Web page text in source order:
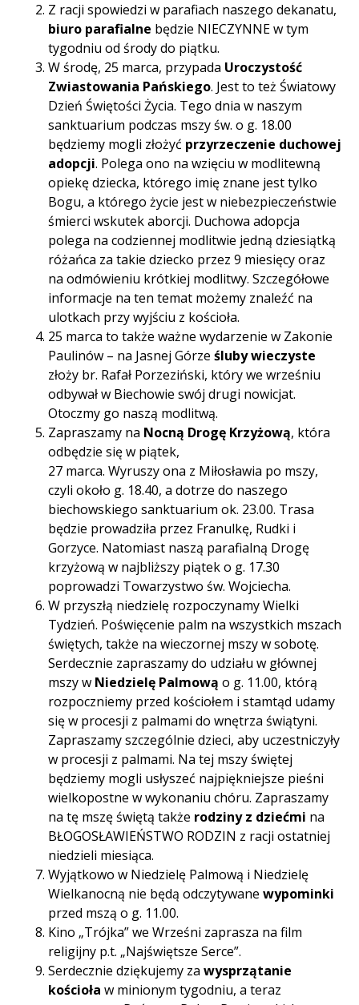
Z racji spowiedzi w parafiach naszego dekanatu,
biuro parafialne będzie NIECZYNNE w tym
tygodniu od środy do piątku.
W środę, 25 marca, przypada Uroczystość
Zwiastowania Pańskiego. Jest to też Światowy
Dzień Świętości Życia. Tego dnia w naszym
sanktuarium podczas mszy św. o g. 18.00
będziemy mogli złożyć przyrzeczenie duchowej
adopcji. Polega ono na wzięciu w modlitewną
opiekę dziecka, którego imię znane jest tylko
Bogu, a którego życie jest w niebezpieczeństwie
śmierci wskutek aborcji. Duchowa adopcja
polega na codziennej modlitwie jedną dziesiątką
różańca za takie dziecko przez 9 miesięcy oraz
na odmówieniu krótkiej modlitwy. Szczegółowe
informacje na ten temat możemy znaleźć na
ulotkach przy wyjściu z kościoła.
25 marca to także ważne wydarzenie w Zakonie
Paulinów – na Jasnej Górze śluby wieczyste
złoży br. Rafał Porzeziński, który we wrześniu
odbywał w Biechowie swój drugi nowicjat.
Otoczmy go naszą modlitwą.
Zapraszamy na Nocną Drogę Krzyżową, która
odbędzie się w piątek,
27 marca. Wyruszy ona z Miłosławia po mszy,
czyli około g. 18.40, a dotrze do naszego
biechowskiego sanktuarium ok. 23.00. Trasa
będzie prowadziła przez Franulkę, Rudki i
Gorzyce. Natomiast naszą parafialną Drogę
krzyżową w najbliższy piątek o g. 17.30
poprowadzi Towarzystwo św. Wojciecha.
W przyszłą niedzielę rozpoczynamy Wielki
Tydzień. Poświęcenie palm na wszystkich mszach
świętych, także na wieczornej mszy w sobotę.
Serdecznie zapraszamy do udziału w głównej
mszy w Niedzielę Palmową o g. 11.00, którą
rozpoczniemy przed kościołem i stamtąd udamy
się w procesji z palmami do wnętrza świątyni.
Zapraszamy szczególnie dzieci, aby uczestniczyły
w procesji z palmami. Na tej mszy świętej
będziemy mogli usłyszeć najpiękniejsze pieśni
wielkopostne w wykonaniu chóru. Zapraszamy
na tę mszę świętą także rodziny z dziećmi na
BŁOGOSŁAWIEŃSTWO RODZIN z racji ostatniej
niedzieli miesiąca.
Wyjątkowo w Niedzielę Palmową i Niedzielę
Wielkanocną nie będą odczytywane wypominki
przed mszą o g. 11.00.
Kino „Trójka” we Wrześni zaprasza na film
religijny p.t. „Najświętsze Serce”.
Serdecznie dziękujemy za wysprzątanie
kościoła w minionym tygodniu, a teraz